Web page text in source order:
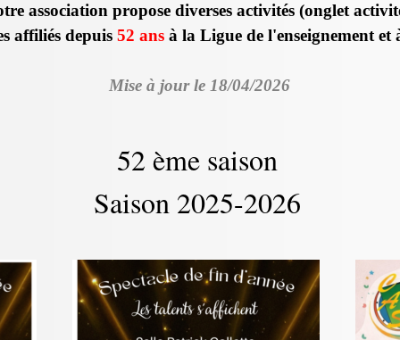
association propose diverses activités (onglet
affiliés depuis52 ans à la Ligue de l'enseignement
Mise à jour le 18/04/2026
52 ème saison
Saison 2025-2026